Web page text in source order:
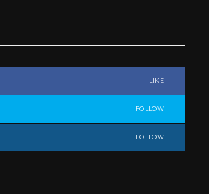
LIKE
FOLLOW
FOLLOW